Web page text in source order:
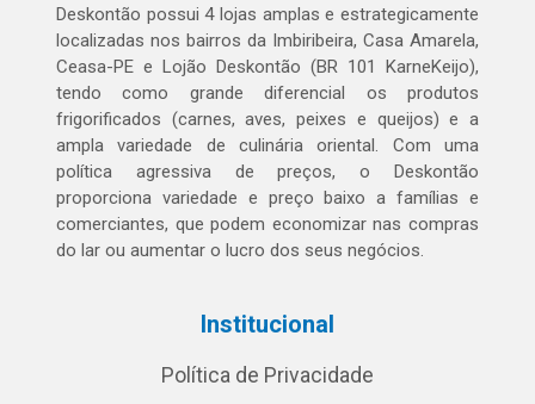
Deskontão possui 4 lojas amplas e estrategicamente
localizadas nos bairros da Imbiribeira, Casa Amarela,
Ceasa-PE e Lojão Deskontão (BR 101 KarneKeijo),
tendo como grande diferencial os produtos
frigorificados (carnes, aves, peixes e queijos) e a
ampla variedade de culinária oriental. Com uma
política agressiva de preços, o Deskontão
proporciona variedade e preço baixo a famílias e
comerciantes, que podem economizar nas compras
do lar ou aumentar o lucro dos seus negócios.
Institucional
Política de Privacidade